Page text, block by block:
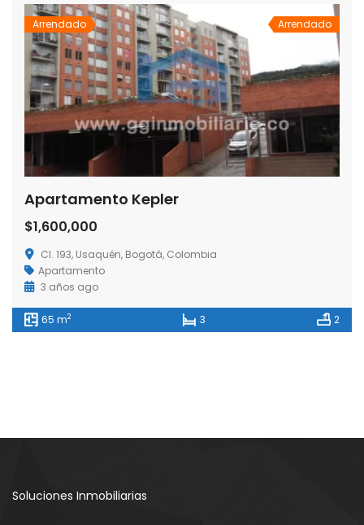
Arrendado Arrendado
Apartamento Kepler
$1,600,000
Cl. 193, Usaquén, Bogotá, Colombia
Apartamento
3 años ago
65 m2 3 2
Soluciones Inmobiliarias